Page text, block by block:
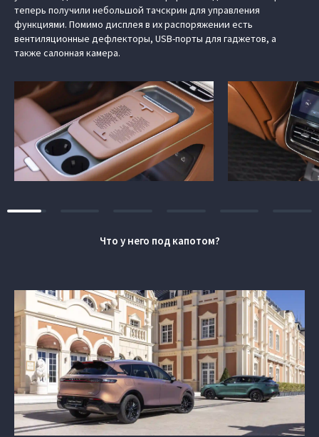
теперь получили небольшой тачскрин для управления
функциями. Помимо дисплея в их распоряжении есть
вентиляционные дефлекторы, USB-порты для гаджетов, а
также салонная камера.
Что у него под капотом?